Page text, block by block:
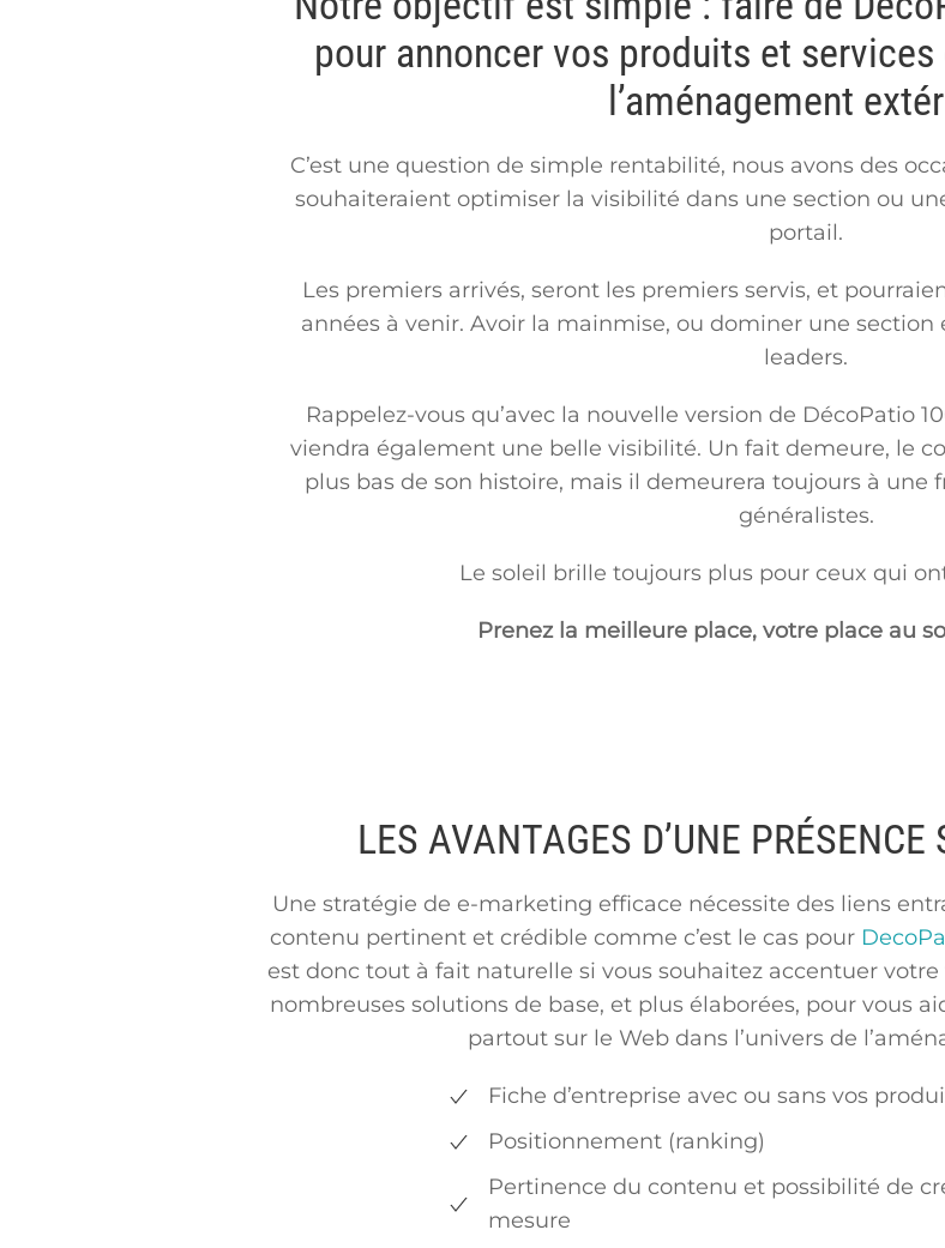
pour annoncer vos produits et
l’aménagement
C’est une question de simple rentabilité, nous avons des
souhaiteraient optimiser la visibilité dans une section ou
portail.
Les premiers arrivés, seront les premiers servis, et
années à venir. Avoir la mainmise, ou dominer une section
leaders.
Rappelez-vous qu’avec la nouvelle version de DécoPatio
viendra également une belle visibilité. Un fait demeure, le
plus bas de son histoire, mais il demeurera toujours à une
généralistes.
Le soleil brille toujours plus pour ceux qui
Prenez la meilleure place, votre place au
LES AVANTAGES D’UNE PRÉSENCE
Une stratégie de e-marketing efficace nécessite des liens
contenu pertinent et crédible comme c’est le cas pour
est donc tout à fait naturelle si vous souhaitez accentuer
nombreuses solutions de base, et plus élaborées, pour vous
partout sur le Web dans l’univers de
Fiche d’entreprise avec ou sans vos
Positionnement (ranking)
Pertinence du contenu et possibilité de
mesure